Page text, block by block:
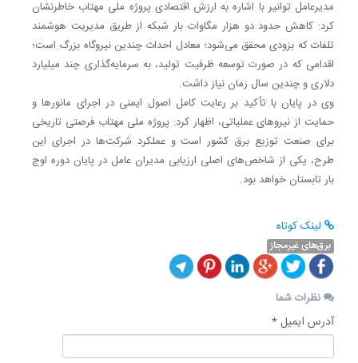
مدیرعامل توانیر با اشاره به ارزش اقتصادی پروژه ملی مهتاب خاطرنشان
کرد: کاهش حدود دو هزار مگاوات بار شبکه از طریق مدیریت هوشمند
تلفات که بزودی محقق می‌شود؛ معادل احداث چندین نیروگاه بزرگ است؛
اقدامی که در صورت توسعه ظرفیت تولید، به سرمایه‌گذاری چند میلیارد
دلاری و چندین سال زمان نیاز داشت.
وی در پایان با تأکید بر رعایت کامل اصول ایمنی در اجرای مانورها و
حمایت از نیروهای عملیاتی، اظهار کرد: پروژه ملی مهتاب فرصتی تاریخی
برای صنعت توزیع برق کشور است و عملکرد شرکت‌ها در اجرای این
طرح، یکی از شاخص‌های اصلی ارزیابی مدیران عامل در پایان دوره اوج
بار تابستان خواهد بود.
لینک کوتاه
برق‌های غیرمجاز
نظرات شما
آدرس ایمیل *